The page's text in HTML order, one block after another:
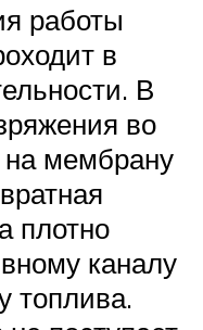
работы
в
В
во
на мембрану
плотно
каналу
топлива.